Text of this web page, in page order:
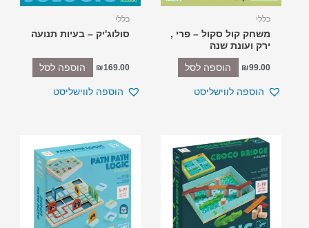
כללי
משחק קול סקול – פרי ,
ירק ועונת שנה
₪99.00 הוספה לסל
הוספה לווישליסט
כללי
סולוג'יק – בעיות תנועה
₪169.00 הוספה לסל
הוספה לווישליסט